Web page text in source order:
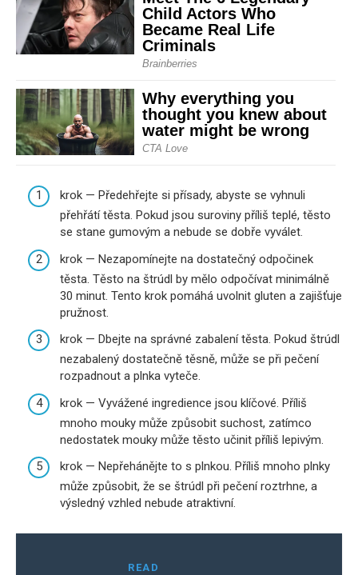
krok — Předehřejte si přísady, abyste se vyhnuli
přehřátí těsta. Pokud jsou suroviny příliš teplé, těsto
se stane gumovým a nebude se dobře vyválet.
krok — Nezapomínejte na dostatečný odpočinek
těsta. Těsto na štrúdl by mělo odpočívat minimálně
30 minut. Tento krok pomáhá uvolnit gluten a zajišťuje
pružnost.
krok — Dbejte na správné zabalení těsta. Pokud štrúdl
nezabalený dostatečně těsně, může se při pečení
rozpadnout a plnka vyteče.
krok — Vyvážené ingredience jsou klíčové. Příliš
mnoho mouky může způsobit suchost, zatímco
nedostatek mouky může těsto učinit příliš lepivým.
krok — Nepřehánějte to s plnkou. Příliš mnoho plnky
může způsobit, že se štrúdl při pečení roztrhne, a
výsledný vzhled nebude atraktivní.
READ